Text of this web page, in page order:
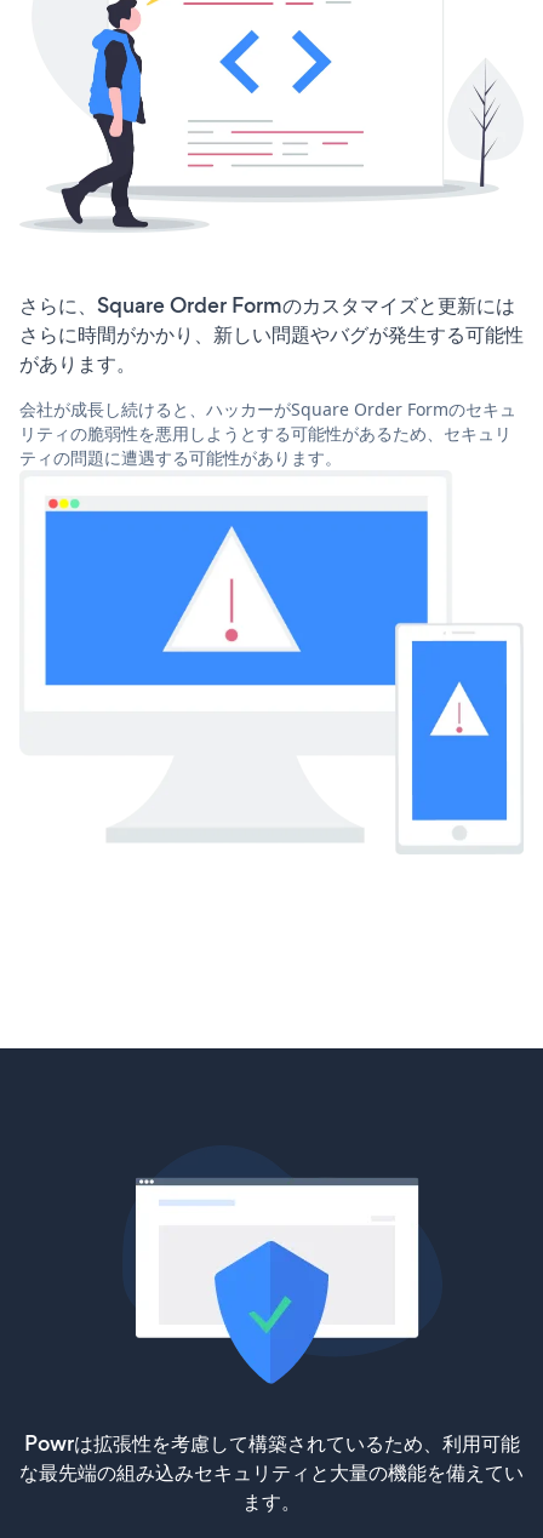
さらに、Square Order Formのカスタマイズと更新には
さらに時間がかかり、新しい問題やバグが発生する可能性
があります。
会社が成長し続けると、ハッカーがSquare Order Formのセキュ
リティの脆弱性を悪用しようとする可能性があるため、セキュリ
ティの問題に遭遇する可能性があります。
Powrは拡張性を考慮して構築されているため、利用可能
な最先端の組み込みセキュリティと大量の機能を備えてい
ます。